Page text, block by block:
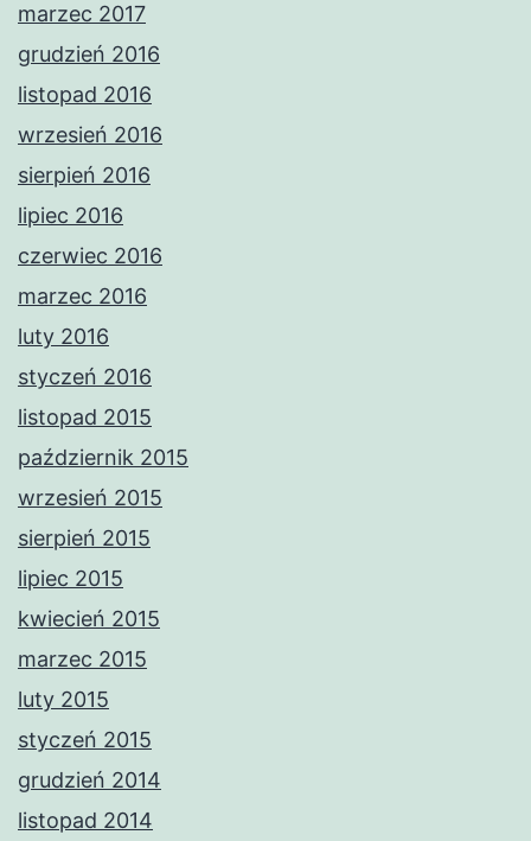
marzec 2017
grudzień 2016
listopad 2016
wrzesień 2016
sierpień 2016
lipiec 2016
czerwiec 2016
marzec 2016
luty 2016
styczeń 2016
listopad 2015
październik 2015
wrzesień 2015
sierpień 2015
lipiec 2015
kwiecień 2015
marzec 2015
luty 2015
styczeń 2015
grudzień 2014
listopad 2014